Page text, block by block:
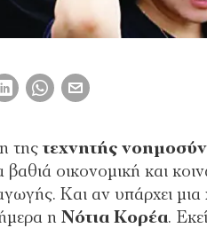
της τεχνητής
οικονοµική και
Και αν υπάρχει
η Νότια Κορέα.